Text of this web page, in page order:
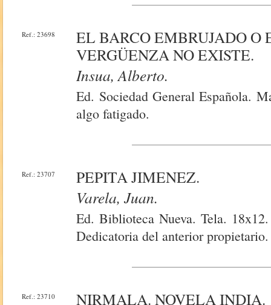
Ref.: 23698
EL BARCO EMBRUJADO O
VERGÜENZA NO EXISTE.
Insua, Alberto.
Ed. Sociedad General Española.
algo fatigado.
Ref.: 23707
PEPITA JIMENEZ.
Varela, Juan.
Ed. Biblioteca Nueva. Tela.
Dedicatoria del anterior propietario.
Ref.: 23710 NIRMALA. NOVELA INDIA.